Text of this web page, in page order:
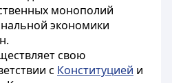
монополий
экономики
свою
с Конституцией и